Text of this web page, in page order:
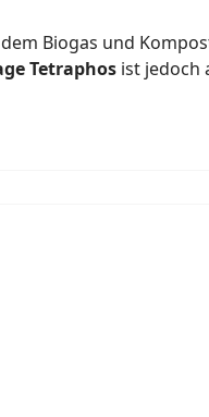
Biogas und
Tetraphos ist jedoch